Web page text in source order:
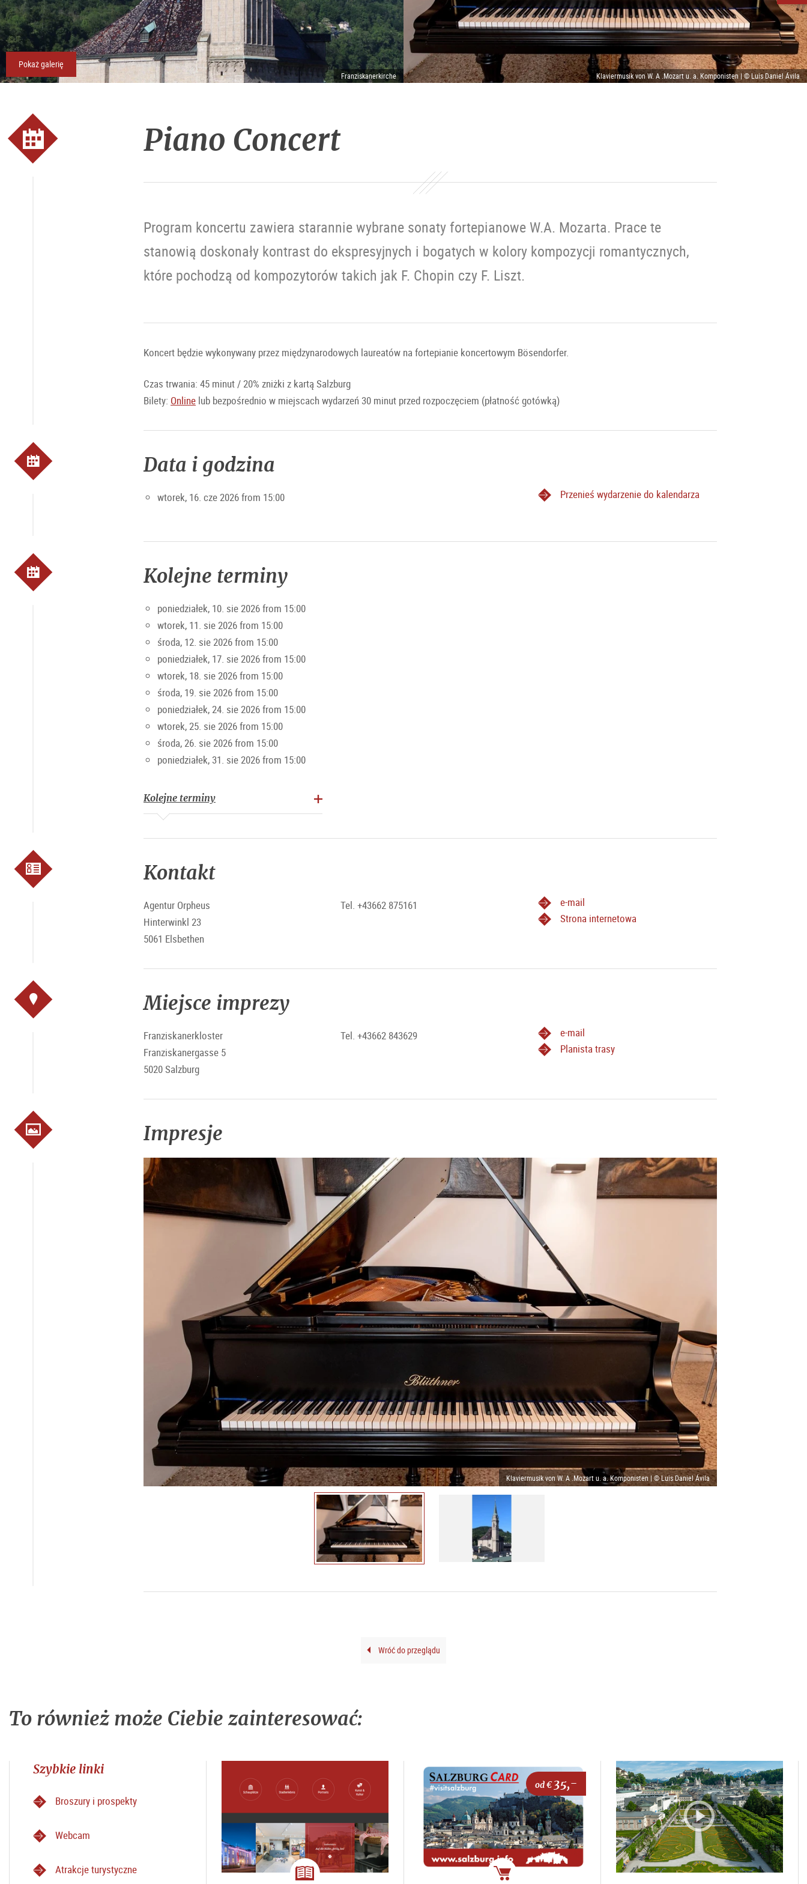
Franziskanerkirche
Pokaż galerię
Klaviermusik von W. A .Mozart u. a. Komponisten | © Luis Daniel Ávila
Piano Concert
Program koncertu zawiera starannie wybrane sonaty fortepianowe W.A. Mozarta. Prace te
stanowią doskonały kontrast do ekspresyjnych i bogatych w kolory kompozycji romantycznych,
które pochodzą od kompozytorów takich jak F. Chopin czy F. Liszt.
Koncert będzie wykonywany przez międzynarodowych laureatów na fortepianie koncertowym Bösendorfer.
Czas trwania: 45 minut / 20% zniżki z kartą Salzburg
Bilety: Online lub bezpośrednio w miejscach wydarzeń 30 minut przed rozpoczęciem (płatność gotówką)
Data i godzina
wtorek, 16. cze 2026 from 15:00 Przenieś wydarzenie do kalendarza
Kolejne terminy
poniedziałek, 10. sie 2026 from 15:00
wtorek, 11. sie 2026 from 15:00
środa, 12. sie 2026 from 15:00
poniedziałek, 17. sie 2026 from 15:00
wtorek, 18. sie 2026 from 15:00
środa, 19. sie 2026 from 15:00
poniedziałek, 24. sie 2026 from 15:00
wtorek, 25. sie 2026 from 15:00
środa, 26. sie 2026 from 15:00
poniedziałek, 31. sie 2026 from 15:00
Kolejne terminy
Kontakt
Agentur Orpheus
Hinterwinkl 23
5061 Elsbethen
Tel. +43662 875161
e-mail
Strona internetowa
Miejsce imprezy
Franziskanerkloster
Franziskanergasse 5
5020 Salzburg
Tel. +43662 843629
e-mail
Planista trasy
Impresje
Klaviermusik von W. A .Mozart u. a. Komponisten | © Luis Daniel Ávila
Wróć do przeglądu
To również może Ciebie zainteresować:
Szybkie linki
Broszury i prospekty
Webcam
Atrakcje turystyczne
od €35,-